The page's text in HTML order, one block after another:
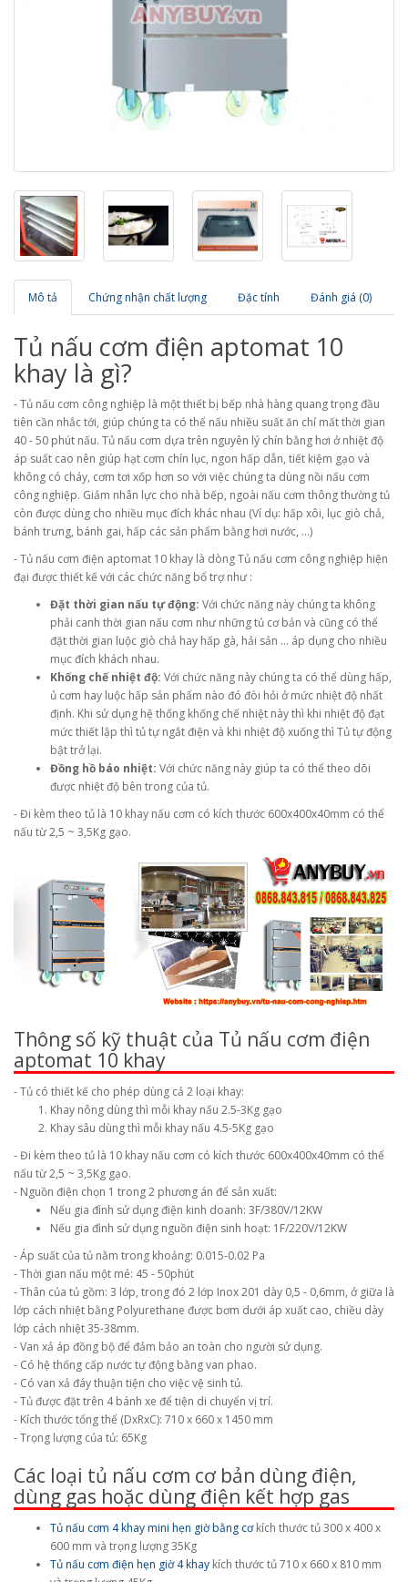
Mô tả Chứng nhận chất lượng Đặc tính Đánh giá (0)
Tủ nấu cơm điện aptomat 10
khay là gì?
- Tủ nấu cơm công nghiệp là một thiết bị bếp nhà hàng quang trọng đầu
tiên cần nhắc tới, giúp chúng ta có thể nấu nhiều suất ăn chỉ mất thời gian
40 - 50 phút nấu. Tủ nấu cơm dựa trên nguyên lý chín bằng hơi ở nhiệt độ
áp suất cao nên giúp hạt cơm chín lục, ngon hấp dẫn, tiết kiệm gạo và
không có cháy, cơm tơi xốp hơn so với việc chúng ta dùng nồi nấu cơm
công nghiệp. Giảm nhân lực cho nhà bếp, ngoài nấu cơm thông thường tủ
còn được dùng cho nhiều mục đích khác nhau (Ví dụ: hấp xôi, lục giò chả,
bánh trưng, bánh gai, hấp các sản phẩm bằng hơi nước, ...)
- Tủ nấu cơm điện aptomat 10 khay là dòng Tủ nấu cơm công nghiệp hiện
đại được thiết kế với các chức năng bổ trợ như :
Đặt thời gian nấu tự động: Với chức năng này chúng ta không
phải canh thời gian nấu cơm như những tủ cơ bản và cũng có thể
đặt thời gian luộc giò chả hay hấp gà, hải sản ... áp dụng cho nhiều
mục đích khách nhau.
Khống chế nhiệt độ: Với chức năng này chúng ta có thể dùng hấp,
ủ cơm hay luộc hấp sản phẩm nào đó đòi hỏi ở mức nhiệt độ nhất
định. Khi sử dụng hệ thống khống chế nhiệt này thì khi nhiệt độ đạt
mức thiết lập thì tủ tự ngắt điện và khi nhiệt độ xuống thì Tủ tự động
bật trở lại.
Đồng hồ báo nhiệt: Với chức năng này giúp ta có thể theo dõi
được nhiệt độ bên trong của tủ.
- Đi kèm theo tủ là 10 khay nấu cơm có kích thước 600x400x40mm có thể
nấu từ 2,5 ~ 3,5Kg gạo.
Thông số kỹ thuật của Tủ nấu cơm điện
aptomat 10 khay
- Tủ có thiết kế cho phép dùng cả 2 loại khay:
Khay nông dùng thì mỗi khay nấu 2.5-3Kg gạo
Khay sâu dùng thì mỗi khay nấu 4.5-5Kg gạo
- Đi kèm theo tủ là 10 khay nấu cơm có kích thước 600x400x40mm có thể
nấu từ 2,5 ~ 3,5Kg gạo.
- Nguồn điện chọn 1 trong 2 phương án để sản xuất:
Nếu gia đình sử dụng điện kinh doanh: 3F/380V/12KW
Nếu gia đình sử dụng nguồn điện sinh hoạt: 1F/220V/12KW
- Áp suất của tủ nằm trong khoảng: 0.015-0.02 Pa
- Thời gian nấu một mẻ: 45 - 50phút
- Thân của tủ gồm: 3 lớp, trong đó 2 lớp Inox 201 dày 0,5 - 0,6mm, ở giữa là
lớp cách nhiệt bằng Polyurethane được bơm dưới áp xuất cao, chiều dày
lớp cách nhiệt 35-38mm.
- Van xả áp đồng bộ để đảm bảo an toàn cho người sử dụng.
- Có hệ thống cấp nước tự động bằng van phao.
- Có van xả đáy thuận tiện cho việc vệ sinh tủ.
- Tủ được đặt trên 4 bánh xe để tiện di chuyển vị trí.
- Kích thước tổng thể (DxRxC): 710 x 660 x 1450 mm
- Trọng lượng của tủ: 65Kg
Các loại tủ nấu cơm cơ bản dùng điện,
dùng gas hoặc dùng điện kết hợp gas
Tủ nấu cơm 4 khay mini hẹn giờ bằng cơkích thước tủ 300 x 400 x
600 mm và trọng lượng 35Kg
Tủ nấu cơm điện hẹn giờ 4 khay kích thước tủ 710 x 660 x 810 mm